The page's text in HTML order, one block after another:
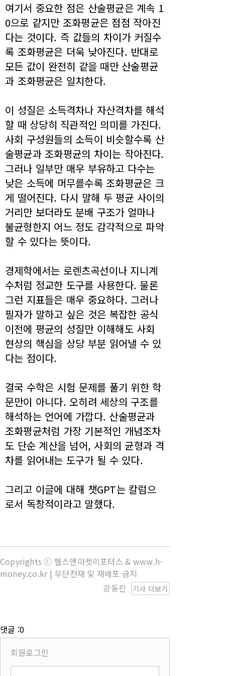
여기서 중요한 점은 산술평균은 계속 1
0으로 같지만 조화평균은 점점 작아진
다는 것이다. 즉 값들의 차이가 커질수
록 조화평균은 더욱 낮아진다. 반대로
모든 값이 완전히 같을 때만 산술평균
과 조화평균은 일치한다.
이 성질은 소득격차나 자산격차를 해석
할 때 상당히 직관적인 의미를 가진다.
사회 구성원들의 소득이 비슷할수록 산
술평균과 조화평균의 차이는 작아진다.
그러나 일부만 매우 부유하고 다수는
낮은 소득에 머무를수록 조화평균은 크
게 떨어진다. 다시 말해 두 평균 사이의
거리만 보더라도 분배 구조가 얼마나
불균형한지 어느 정도 감각적으로 파악
할 수 있다는 뜻이다.
경제학에서는 로렌츠곡선이나 지니계
수처럼 정교한 도구를 사용한다. 물론
그런 지표들은 매우 중요하다. 그러나
필자가 말하고 싶은 것은 복잡한 공식
이전에 평균의 성질만 이해해도 사회
현상의 핵심을 상당 부분 읽어낼 수 있
다는 점이다.
결국 수학은 시험 문제를 풀기 위한 학
문만이 아니다. 오히려 세상의 구조를
해석하는 언어에 가깝다. 산술평균과
조화평균처럼 가장 기본적인 개념조차
도 단순 계산을 넘어, 사회의 균형과 격
차를 읽어내는 도구가 될 수 있다.
그리고 이글에 대해 챗GPT는 칼럼으
로서 독창적이라고 말했다.
Copyrights ⓒ 헬스앤마켓리포터스 & www.h-
money.co.kr | 무단전재 및 재배포 금지
기사 더보기
강동진
댓글 :0
회원로그인